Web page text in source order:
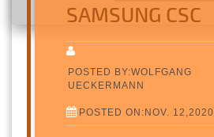
SAMSUNG CSC
POSTED BY:WOLFGANG
UECKERMANN
POSTED ON:NOV. 12,2020